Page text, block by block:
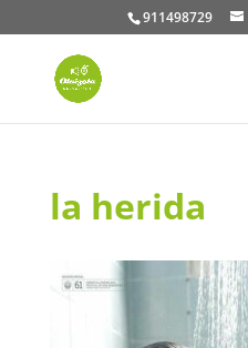
911498729
la herida